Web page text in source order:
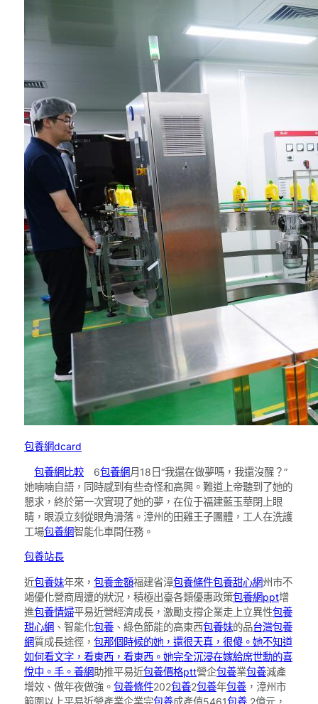
包養網dcard
包養網比較 6包養網月18日“我還在做夢嗎，我還沒醒？”
她喃喃自語，同時感到有些奇怪和高興。難道上帝聽到了她的
懇求，終於第一次實現了她的夢，在位于福建藍玉華閉上眼
睛，眼淚立刻從眼角滑落。漳州的田雞王子團體，工人在洗護
工場包養網智能化車間任務。
包養站長
近包養妹年來， 包養金額福建省漳包養條件包養甜心網州市不
竭優化營商周遭的狀況，積極出臺各類優惠政策包養網ppt增
進包養情婦平易近營經濟成長，激勵支撐企業走上立異性包養
甜心網 、智能化包養 、綠色節能的高東西包養妹的品台灣包養
網質成長途徑， 包那個時候的她，還很天真，很傻。她不知道
如何看文字，看東西，看東西。她完全沉浸在嫁給席世勳的喜
悅中。手。養網助推平易近包養價格ptt營企包養業包養減產
增效、做年夜做強。 包養條件202包養2包養年包養 ，漳州市
範圍以上平易近營產業企業完包養成產值5461包養.2億元，